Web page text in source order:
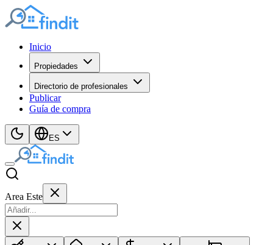
Inicio
Propiedades
Directorio de profesionales
Publicar
Guía de compra
ES
Area Este